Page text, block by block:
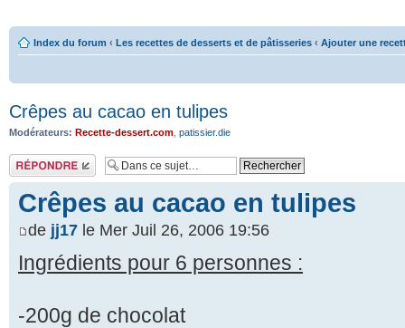
Index du forum ‹ Les recettes de desserts et de pâtisseries ‹ Ajouter une
Crêpes au cacao en tulipes
Modérateurs: Recette-dessert.com patissier.die
Répondre
Crêpes au cacao en tulipes
de jj17 le Mer Juil 26, 2006 19:56
Ingrédients pour 6 personnes :
-200g de chocolat